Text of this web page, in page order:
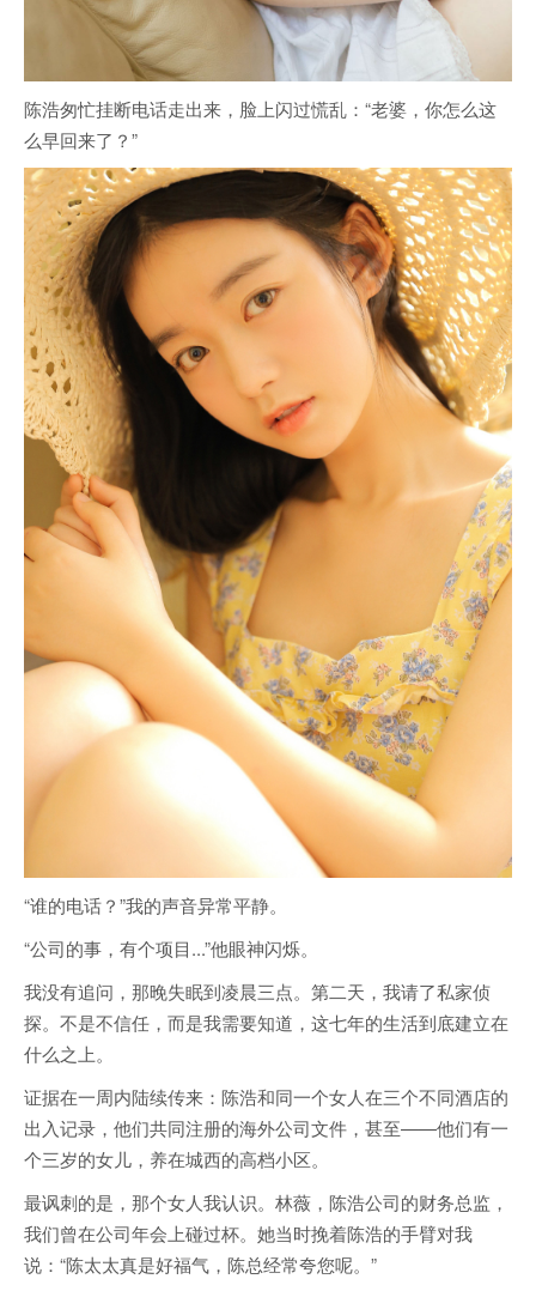
陈浩匆忙挂断电话走出来，脸上闪过慌乱：“老婆，你怎么这
么早回来了？”
“谁的电话？”我的声音异常平静。
“公司的事，有个项目...”他眼神闪烁。
我没有追问，那晚失眠到凌晨三点。第二天，我请了私家侦
探。不是不信任，而是我需要知道，这七年的生活到底建立在
什么之上。
证据在一周内陆续传来：陈浩和同一个女人在三个不同酒店的
出入记录，他们共同注册的海外公司文件，甚至——他们有一
个三岁的女儿，养在城西的高档小区。
最讽刺的是，那个女人我认识。林薇，陈浩公司的财务总监，
我们曾在公司年会上碰过杯。她当时挽着陈浩的手臂对我
说：“陈太太真是好福气，陈总经常夸您呢。”